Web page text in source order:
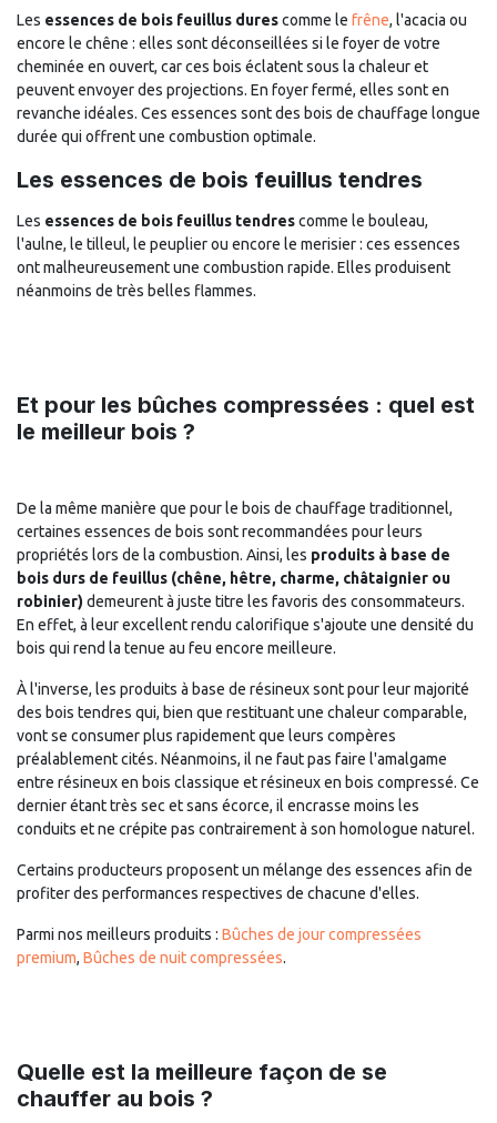
Les essences de bois feuillus durescomme le frêne, l'acacia ou
encore le chêne : elles sont déconseillées si le foyer de votre
cheminée en ouvert, car ces bois éclatent sous la chaleur et
peuvent envoyer des projections. En foyer fermé, elles sont en
revanche idéales. Ces essences sont des bois de chauffage longue
durée qui offrent une combustion optimale.
Les essences de bois feuillus tendres
Les essences de bois feuillus tendrescomme le bouleau,
l'aulne, le tilleul, le peuplier ou encore le merisier : ces essences
ont malheureusement une combustion rapide. Elles produisent
néanmoins de très belles flammes.
Et pour les bûches compressées : quel est
le meilleur bois ?
De la même manière que pour le bois de chauffage traditionnel,
certaines essences de bois sont recommandées pour leurs
propriétés lors de la combustion. Ainsi, les produits à base de
bois durs de feuillus (chêne, hêtre, charme, châtaignier ou
robinier) demeurent à juste titre les favoris des consommateurs.
En effet, à leur excellent rendu calorifique s'ajoute une densité du
bois qui rend la tenue au feu encore meilleure.
À l'inverse, les produits à base de résineux sont pour leur majorité
des bois tendres qui, bien que restituant une chaleur comparable,
vont se consumer plus rapidement que leurs compères
préalablement cités. Néanmoins, il ne faut pas faire l'amalgame
entre résineux en bois classique et résineux en bois compressé. Ce
dernier étant très sec et sans écorce, il encrasse moins les
conduits et ne crépite pas contrairement à son homologue naturel.
Certains producteurs proposent un mélange des essences afin de
profiter des performances respectives de chacune d'elles.
Parmi nos meilleurs produits : Bûches de jour compressées
premium, Bûches de nuit compressées.
Quelle est la meilleure façon de se
chauffer au bois ?